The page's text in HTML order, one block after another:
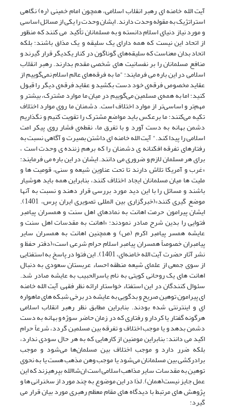
آیت الله خامنه ای رهبر انقلاب اسلامی، همچون امام خمینی (ره) نگاهی
استراتژیک به مقوله وحدت دارند. ایشان وحدت را یکی از مسائل اساسی
و مورد نیاز دنیای اسلام دانسته و به مسلمانان تأکید می کنند که منظور
از اتحاد این نیست که همه دارای یک سلیقه و یک مذاق باشند؛ بلکه
اتحاد بدان معناست که سلیقه‌های گوناگون در کنار یکدیگر قرار گیرند و
منافع مسلمانان را بر نفسانیت های شخصی مقدم بدارند. رهبر انقلاب
اسلامی در این باره می فرمایند: "ما به فرقه‌هاى عالم اسلام نمى‌گوییم از
عقاید مخصوص فرقه‌ى خود دست بکشید و عقاید فرقه‌ى دیگر را قبول
کنید؛ اما به همه‌ى مسلمین مى‌گوییم در میان ما موارد مشترک، بیشتر و
مهم‌تر و اساسی‌تر از موارد اختلاف است. دشمنان ما روى موارد اختلاف
تکیه مى‌کنند؛ ما برعکس باید مواضع مشترک را تقویت کنیم و نگذاریم
دشمن بهانه به دست آورد و با تفرق ما، نقطه‌ى فشار روى پیکر امت
اسلامى را پیدا کند." آیت الله خامنه ای داشتن بصیرت و آگاهی نسبت به
رفتارهای تفرقه افکنانه ی دشمنان را که برهم زننده ی وحدت است ،
برای هر مسلمان لازم و ضروری می دانند. ایشان در این باره می فرمایند:
«غرب و آمریکا تلاش دارند تا تحت عناوین شیعه و سنی، قومیت‎ ها و
ملیت‎ ها میان مسلمانان ایجاد اختلاف کنند، بنابراین همه باید هوشیار
باشند و مسائل را با این دید مورد بررسی قرار دهند و نسبت به آن‎ها
موضع گیری کنند»(خبرگزاری بین المللی تصویری ایران پرس، 1401).
ایشان پیرامون حرمت اهانت به نمادهای اهل سنت و همسران پیامبر
فتوایی را بدین شرح صادر نمودند: «اهانت به مقدسات اهل سنت و
عایشه همسر پیامبر اکرم (ص) و همچنین اهانت به همسران سایر
پیامبران خصوصاً همسران پیامبر اسلام حرام شرعی است»(دفتر حفظ و
نشر آثار حضرت آیت الله خامنه‌ای، 1401). این فتوا در پاسخ به استفتایی
از سوی جمعی از علمای شیعه منطقه احساء عربستان سعودی به دنبال
اهانت های یک روحانی کویتی به نام یاسرالحبیب به عایشه صادر شد.
سئوال کنندگان در این استفتاء خواستار ارائه نظر فقهی آیت الله خامنه
ای پیرامون توهین صریح و بدگویی به عایشه در برخی شبکه های ماهواره
ای و اینترنتی شده بودند. بنابراین مطابق نظر رهبر انقلاب اسلامی
هرگونه گفتار یا کردار و رفتارى که در زمان حاضر سوژه و بهانه به دست
دشمن بدهد و یا موجب اختلاف و تفرقه بین مسلمین گردد، شرعاً حرام
اکید می دانند؛ بنابراین مومنین از کارهایی که به هر حال سودی ندارد،
بلکه ضرر دارد و موجب اختلاف بین مسلمان‌ها می‌شود و موجب
برادرکشی بین مسلمانان می‌شود یا موجب وهن مذهب هست یا به نحوی
توهین به مقدسات سایر مذاهب اسلامی است ان‌شاالله بپرهیزند که این
عمل جایز نیست(همان). لذا در این موضوع به چند مورد از سخنرانی ها و
پژوهش های مرتبط با دیدگاه های مقام معظم رهبری مورد بیان قرار می
گیرد: